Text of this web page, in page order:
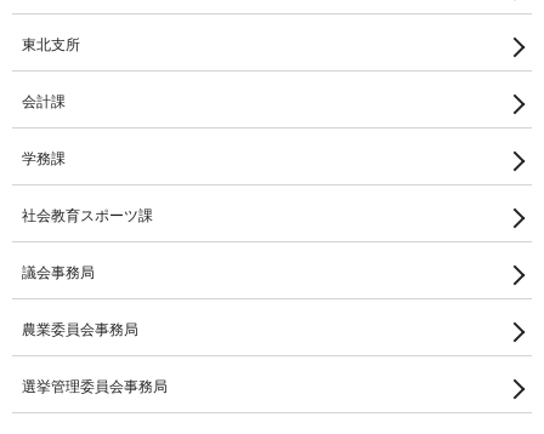
東北支所
会計課
学務課
社会教育スポーツ課
議会事務局
農業委員会事務局
選挙管理委員会事務局